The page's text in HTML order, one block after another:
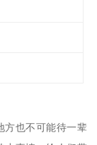
方也不可能待一辈